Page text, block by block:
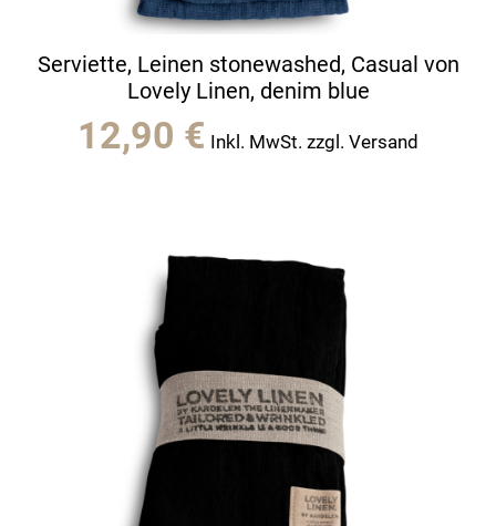
Serviette, Leinen stonewashed, Casual von
Lovely Linen, denim blue
12,90 € Inkl. MwSt. zzgl. Versand